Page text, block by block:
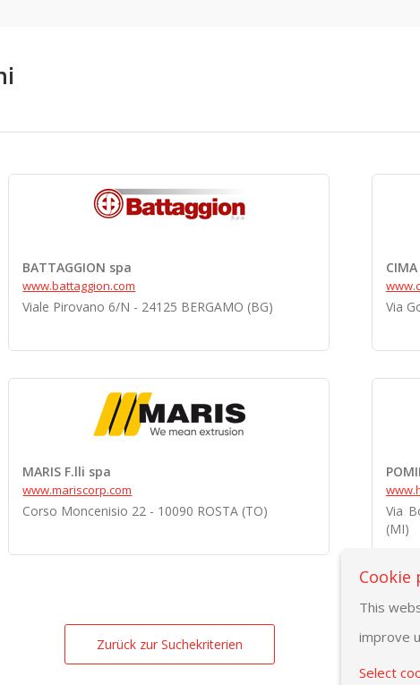
BATTAGGION spa
www.battaggion.com
Viale Pirovano 6/N - 24125 BERGAMO (BG) Via
MARIS F.lli spa
www.mariscorp.com
Corso Moncenisio 22 - 10090 ROSTA (TO)
Via
(MI)
Zurück zur Suchekriterien
Cookie
This
improve
Select